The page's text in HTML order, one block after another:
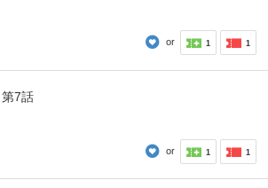
or 1 1
第7話
or 1 1